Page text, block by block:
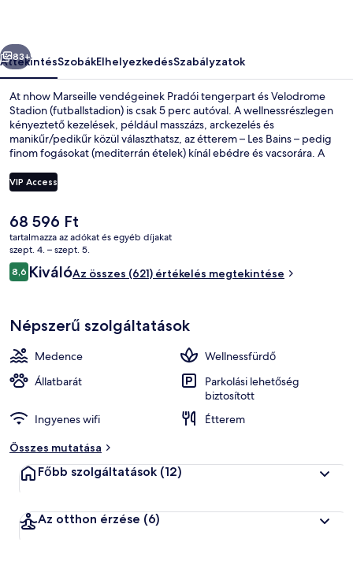
Következő
83+
ÁttekintésSzobákElhelyezkedésSzabályzatok
At nhow Marseille vendégeinek Pradói tengerpart és Velodrome
Stadion (futballstadion) is csak 5 perc autóval. A wellnessrészlegen
kényeztető kezelések, például masszázs, arckezelés és
manikűr/pedikűr közül választhatsz, az étterem – Les Bains – pedig
finom fogásokat (mediterrán ételek) kínál ebédre és vacsorára. A
Más utazók imádják a hely következó jellemzőit: segítőkész
személyzet.
VIP Access
A
jelenlegi
ár
68 596 Ft
68 596 Ft
tartalmazza az adókat és egyéb díjakat
szept. 4. – szept. 5.
Értékelések
8,68,6 ennyiből: 10
KiválóAz összes (621) értékelés megtekintése
Népszerű szolgáltatások
Medence
Wellnessfürdő
Állatbarát
Parkolási lehetőség
biztosított
Ingyenes wifi
Étterem
Összes mutatása
Főbb szolgáltatások (12)
Az otthon érzése (6)